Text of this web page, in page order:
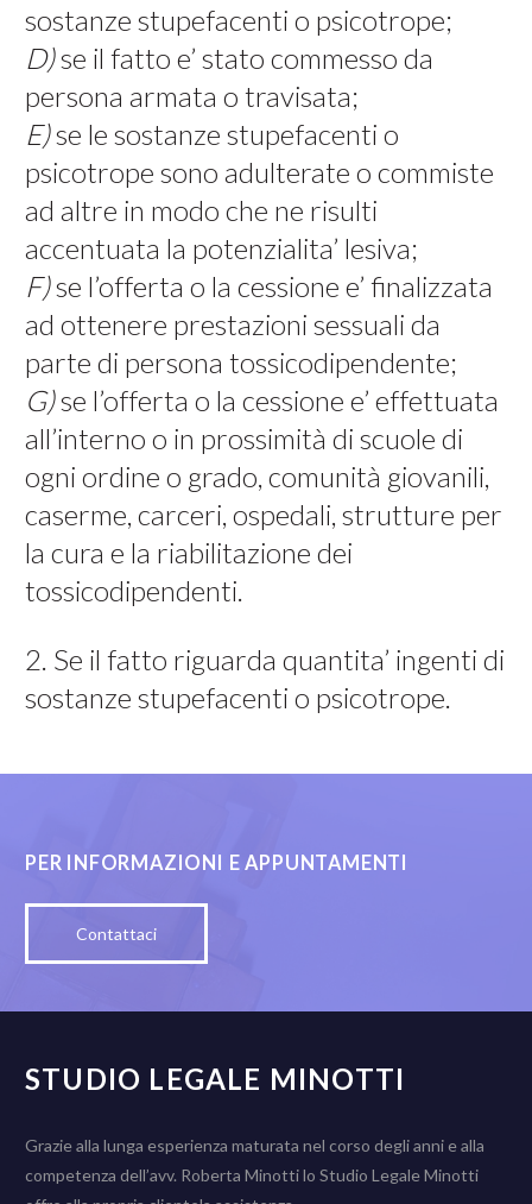
sostanze stupefacenti o psicotrope;
D)se il fatto e’ stato commesso da
persona armata o travisata;
E)se le sostanze stupefacenti o
psicotrope sono adulterate o commiste
ad altre in modo che ne risulti
accentuata la potenzialita’ lesiva;
F)se l’offerta o la cessione e’ finalizzata
ad ottenere prestazioni sessuali da
parte di persona tossicodipendente;
G)se l’offerta o la cessione e’ effettuata
all’interno o in prossimità di scuole di
ogni ordine o grado, comunità giovanili,
caserme, carceri, ospedali, strutture per
la cura e la riabilitazione dei
tossicodipendenti.
2. Se il fatto riguarda quantita’ ingenti di
sostanze stupefacenti o psicotrope.
PER INFORMAZIONI E APPUNTAMENTI
Contattaci
STUDIO LEGALE MINOTTI
Grazie alla lunga esperienza maturata nel corso degli anni e alla
competenza dell’avv. Roberta Minotti lo Studio Legale Minotti